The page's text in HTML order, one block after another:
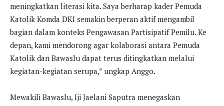
meningkatkan literasi kita. Saya berharap kader Pemuda
Katolik Komda DKI semakin berperan aktif mengambil
bagian dalam konteks Pengawasan Partisipatif Pemilu. Ke
depan, kami mendorong agar kolaborasi antara Pemuda
Katolik dan Bawaslu dapat terus ditingkatkan melalui
kegiatan-kegiatan serupa,” ungkap Anggo.
Mewakili Bawaslu, Iji Jaelani Saputra menegaskan